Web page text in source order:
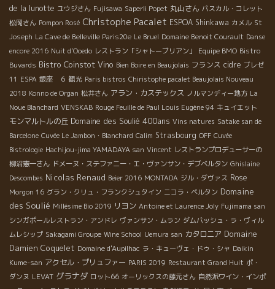
最近良く見る、そして良く飲むBruno Duchêne＊ブルノ・デュシェ
ル、Suzette＊スーゼット2015。 Brunoだけ『もう2014年は全然
年をビン詰めしてきたから飲んでみな！もうスイスイいけちゃうヨ
が感じやすく、フレッシュ感が増しています。 グルナッシュ・ブ
ノ25%のこのペティアンはとにかく飲みやすく、気持ちよく、最高
私もつい昨日の夜のディナーのRacine2＊ラシンヌ2で出して貰
de la lunotte ユウジさん Fujisawa Saperli Popet 丸山さん パスカル・コレット
松岡さん Pompon Rosé Christophe Pacalet ESPOA Shinkawa カメル St
Joseph La Cave de Belleville Paris20e Le Bruel Domaine Benoit Courault Danse
encore 2016 Nuit d'Ooedo レストラン「シャトーブリアン」 Equipe BMO Bistro
Buvards Bistro Coinstot Vino Bien Boire en Beaujolais フランス cidre ブレゼ
11 ESPA 銀座 ６ 観光 Paris bistros Chiristophe pacalet Beaujolais Nouveau
2018 Konno de Organ 松井さん アラン・カステックス ノルマンディー地方 La
Noue Blanchard VENSKAB Rouge Feuille de Paul Louis Eugène 94 キュイエット
モンマルトルの丘 Domaine des Soulié 400ans Vins natures Satake san de
Barcelone Cuvée Le Jambon・Blanchard Calim Strasbourg OFF Cuvée
Bistrologie Hachijou-jima YAMADAYA san Vincent レストランプロデューサーの
柳沼憲一さん ドメーヌ・ステファニー・エ・ヴァンサン・デブベルタン Ghislaine
Descombes Nicolas Renaud Beier 2016 MONTADA ジル・ダヴァス Rose
Morgon 16 グラン・クリュ・フランクシュタイン ニコラ・ベルタン Domaine
des Soulié Millésime Bio 2019 リヨン Antoine et Laurence Joly Fujimama san
シンガポールレストラン・アンドレ ヴァンサン・ムラン ダムバッシュ・ラ・ヴィル
ムレシップ Sakagami Groupe Wine School Uemura san カタロニア Domaine
Damien Coquelet Domaine d'Aupilhac ラ・キューヴェ・ドゥ・シャ Daikin
Kume-san アクセル・プリュファー PARIS 2019 Restaurant Grand Huit ポ・
ダンヌ LEVAT グラナダ ロット66 オーリックスの藤元さん 自然派ワイン・インポ